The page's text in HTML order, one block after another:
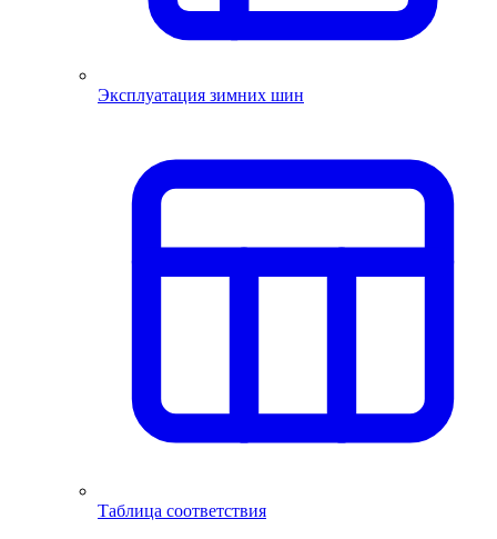
Эксплуатация зимних шин
Таблица соответствия